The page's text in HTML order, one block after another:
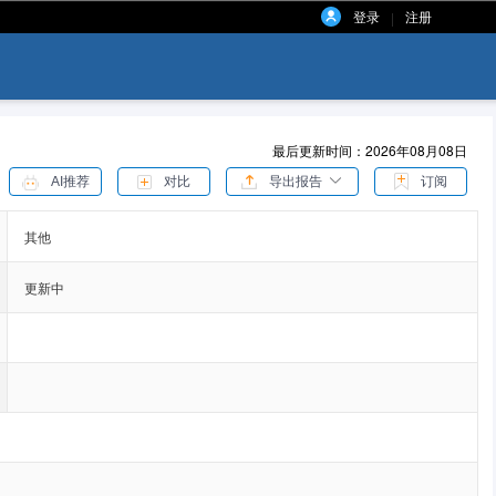
登录 | 注册
最后更新时间：2026年08月08日
AI推荐 对比 导出报告 订阅
其他
更新中